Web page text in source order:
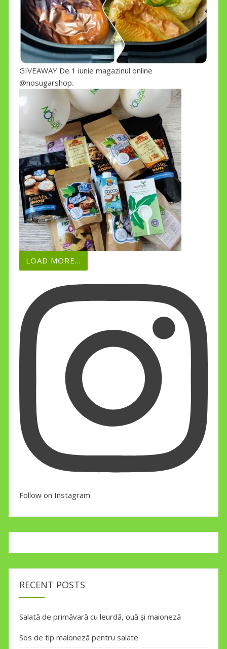
GIVEAWAY De 1 iunie magazinul online
@nosugarshop.
LOAD MORE...
Follow on Instagram
RECENT POSTS
Salată de primăvară cu leurdă, ouă și maioneză
Sos de tip maioneză pentru salate